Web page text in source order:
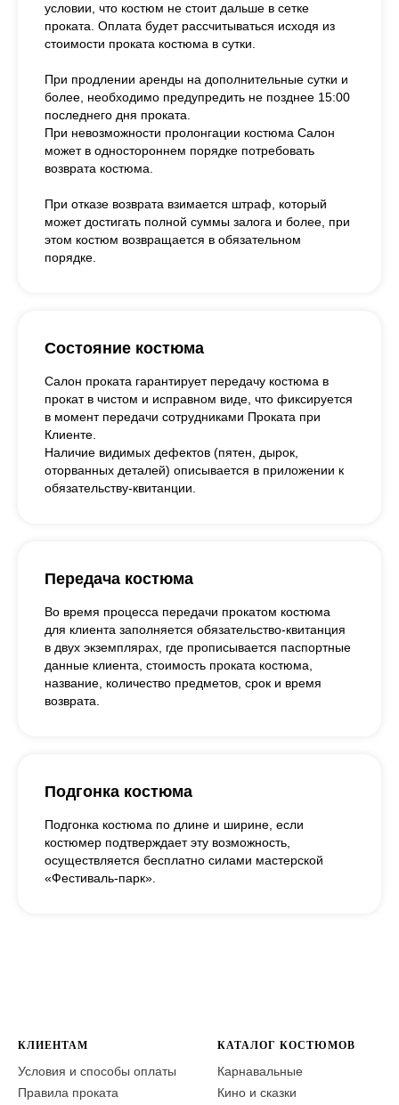
условии, что костюм не стоит дальше в сетке
проката. Оплата будет рассчитываться исходя из
стоимости проката костюма в сутки.
При продлении аренды на дополнительные сутки и
более, необходимо предупредить не позднее 15:00
последнего дня проката.
При невозможности пролонгации костюма Салон
может в одностороннем порядке потребовать
возврата костюма.
При отказе возврата взимается штраф, который
может достигать полной суммы залога и более, при
этом костюм возвращается в обязательном
порядке.
Состояние костюма
Салон проката гарантирует передачу костюма в
прокат в чистом и исправном виде, что фиксируется
в момент передачи сотрудниками Проката при
Клиенте.
Наличие видимых дефектов (пятен, дырок,
оторванных деталей) описывается в приложении к
обязательству-квитанции.
Передача костюма
Во время процесса передачи прокатом костюма
для клиента заполняется обязательство-квитанция
в двух экземплярах, где прописывается паспортные
данные клиента, стоимость проката костюма,
название, количество предметов, срок и время
возврата.
Подгонка костюма
Подгонка костюма по длине и ширине, если
костюмер подтверждает эту возможность,
осуществляется бесплатно силами мастерской
«Фестиваль-парк».
КЛИЕНТАМ
Условия и способы оплаты
Правила проката
КАТАЛОГ КОСТЮМОВ
Карнавальные
Кино и сказки